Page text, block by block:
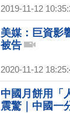
2019-11-12
美媒：巨資影
被告
2020-11-12
中國月餅用「
震驚｜中國一